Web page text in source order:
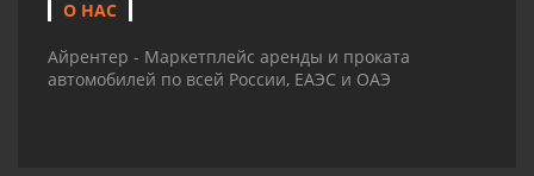
О НАС
Айрентер - Маркетплейс аренды и проката
автомобилей по всей России, ЕАЭС и ОАЭ